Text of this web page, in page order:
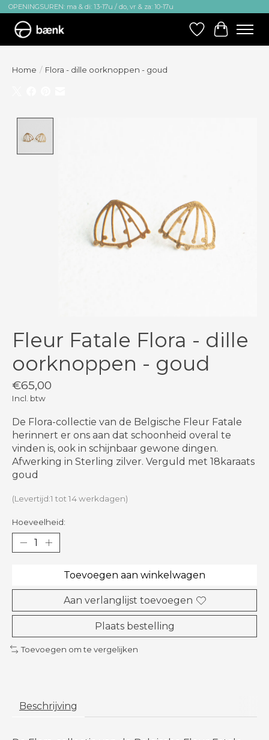
OPENINGSUREN: ma & di: 13-17u / do, vr & za: 10-17u
Verlanglijst
Home / Flora - dille oorknoppen - goud
Fleur Fatale Flora - dille
oorknoppen - goud
€65,00
Incl. btw
De Flora-collectie van de Belgische Fleur Fatale
herinnert er ons aan dat schoonheid overal te
vinden is, ook in schijnbaar gewone dingen.
Afwerking in Sterling zilver. Verguld met 18karaats
goud
(Levertijd:1 tot 14 werkdagen)
Hoeveelheid:
Toevoegen aan winkelwagen
Aan verlanglijst toevoegen
Plaats bestelling
Toevoegen om te vergelijken
Beschrijving